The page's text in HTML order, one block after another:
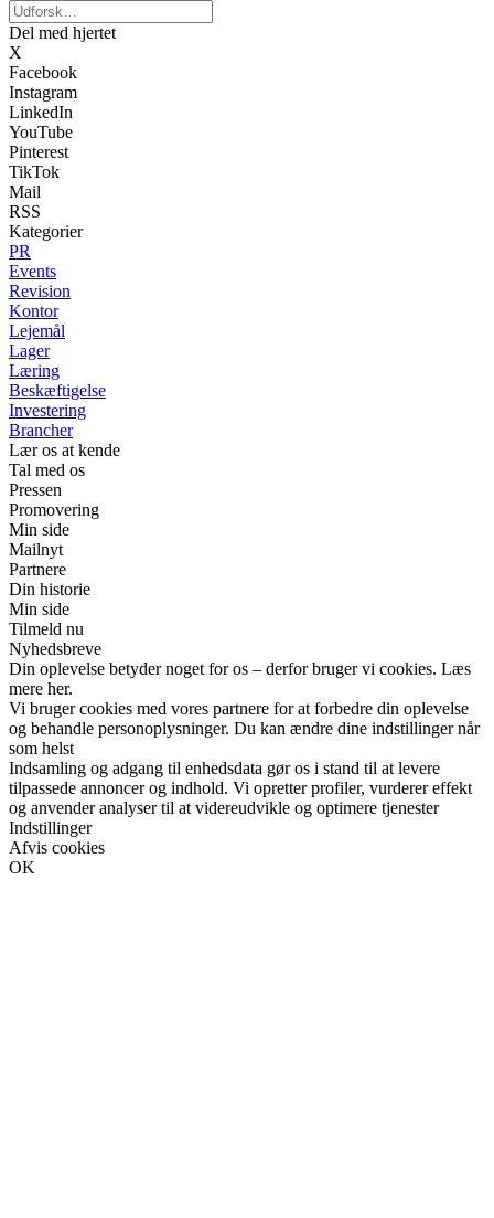
Del med hjertet
X
Facebook
Instagram
LinkedIn
YouTube
Pinterest
TikTok
Mail
RSS
Kategorier
PR
Events
Revision
Kontor
Lejemål
Lager
Læring
Beskæftigelse
Investering
Brancher
Lær os at kende
Tal med os
Pressen
Promovering
Min side
Mailnyt
Partnere
Din historie
Min side
Tilmeld nu
Nyhedsbreve
Din oplevelse betyder noget for os – derfor bruger vi cookies. Læs
mere her.
Vi bruger cookies med vores partnere for at forbedre din oplevelse
og behandle personoplysninger. Du kan ændre dine indstillinger når
som helst
Indsamling og adgang til enhedsdata gør os i stand til at levere
tilpassede annoncer og indhold. Vi opretter profiler, vurderer effekt
og anvender analyser til at videreudvikle og optimere tjenester
Indstillinger
Afvis cookies
OK